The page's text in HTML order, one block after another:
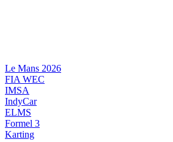
Le Mans 2026
FIA WEC
IMSA
IndyCar
ELMS
Formel 3
Karting